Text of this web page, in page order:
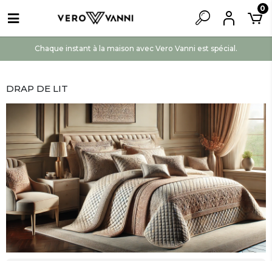
Chaque instant à la maison avec Vero Vanni est spécial.
0
DRAP DE LIT